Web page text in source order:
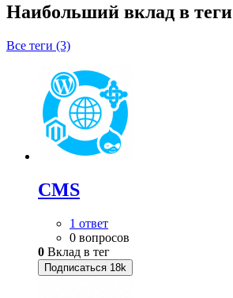
Наибольший вклад в теги
Все теги (3)
CMS
1 ответ
0 вопросов
0 Вклад в тег
Подписаться 18k